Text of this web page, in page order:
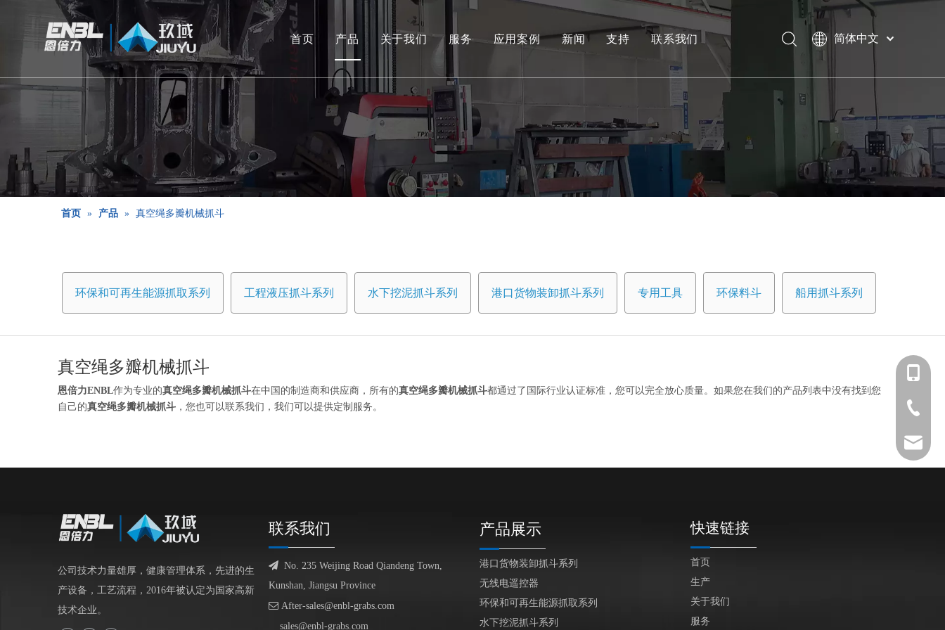
首页 产品
环保和可再生能源抓取系列
工程液压抓斗系列
环保料斗
水下挖泥抓斗系列
港口货物装卸抓斗系列
关于我们 服务 应用案例 新闻 支持 联系我们
简体中文
indonesia
Pусский
Français
العربية
English
首页 » 产品 » 真空绳多瓣机械抓斗
环保和可再生能源抓取系列 工程液压抓斗系列 水下挖泥抓斗系列 港口货物装卸抓斗系列 专用工具 环保料斗 船用抓斗系列
真空绳多瓣机械抓斗
恩倍力ENBL作为专业的真空绳多瓣机械抓斗在中国的制造商和供应商，所有的真空绳多瓣机械抓斗都通过了国际行业认证标准，您可以完全放心质量。如果您在我们的产品列表中没有找到您
自己的真空绳多瓣机械抓斗 ，您也可以联系我们，我们可以提供定制服务。
+86
+86
+86 189-
+86-
After-
公司技术力量雄厚，健康管理体系，先进的生
产设备，工艺流程，2016年被认定为国家高新
技术企业。
联系我们
 No. 235 Weijing Road Qiandeng Town,
Kunshan, Jiangsu Province
 After-sales@enbl-grabs.com
sales@enbl-grabs.com
产品展示
港口货物装卸抓斗系列
无线电遥控器
环保和可再生能源抓取系列
水下挖泥抓斗系列
快速链接
首页
生产
关于我们
服务